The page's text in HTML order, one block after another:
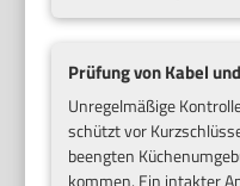
Prüfung von Kabel
Unregelmäßige
schützt vor
beengten